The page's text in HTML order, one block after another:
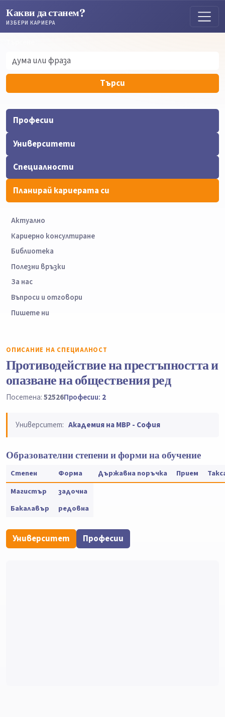
Какви да станем?
ИЗБЕРИ КАРИЕРА
Търси
Професии
Университети
Специалности
Планирай кариерата си
Актуално
Кариерно консултиране
Библиотека
Полезни връзки
За нас
Въпроси и отговори
Пишете ни
ОПИСАНИЕ НА СПЕЦИАЛНОСТ
Противодействие на престъпността и
опазване на обществения ред
Посетена:52526Професии: 2
Университет: Академия на МВР - София
Образователни степени и форми на обучение
Степен Форма Държавна поръчка Прием
Магистър
задочна
Бакалавър
редовна
Университет Професии